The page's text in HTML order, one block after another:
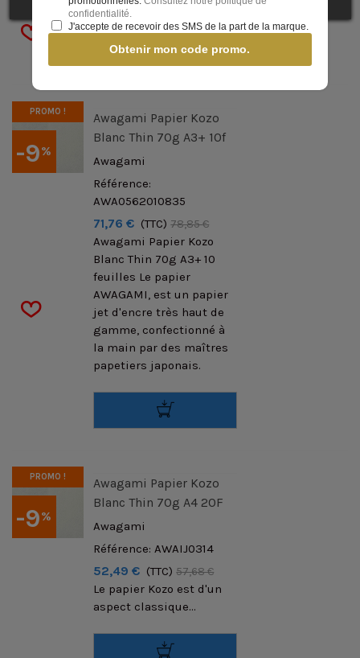
-9%
PROMO !
Awagami Papier Kozo
Blanc Thin 70g A3+ 10f
Awagami
Référence:
AWA0562010835
71,76 € (TTC) 78,85 €
Awagami Papier Kozo
Blanc Thin 70g A3+ 10
feuilles Le papier
AWAGAMI, est un papier
jet d'encre très haut de
gamme, confectionné à
la main par des maîtres
papetiers japonais.
-9%
PROMO !
Awagami Papier Kozo
Blanc Thin 70g A4 20F
Awagami
Référence: AWAIJ0314
52,49 € (TTC) 57,68 €
Le papier Kozo est d'un
aspect classique...
confidentialité.
J'accepte de recevoir des SMS de la part de la marque.
Obtenir mon code promo.